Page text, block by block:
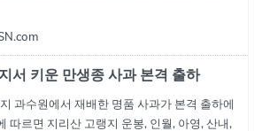
서 키운 만생종 사과 본격 출하
과수원에서 재배한 명품 사과가 본격 출하에
따르면 지리산 고랭지 운봉, 인월, 아영, 산내,